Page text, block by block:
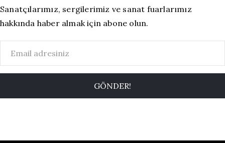
Sanatçılarımız, sergilerimiz ve sanat fuarlarımız
hakkında haber almak için abone olun.